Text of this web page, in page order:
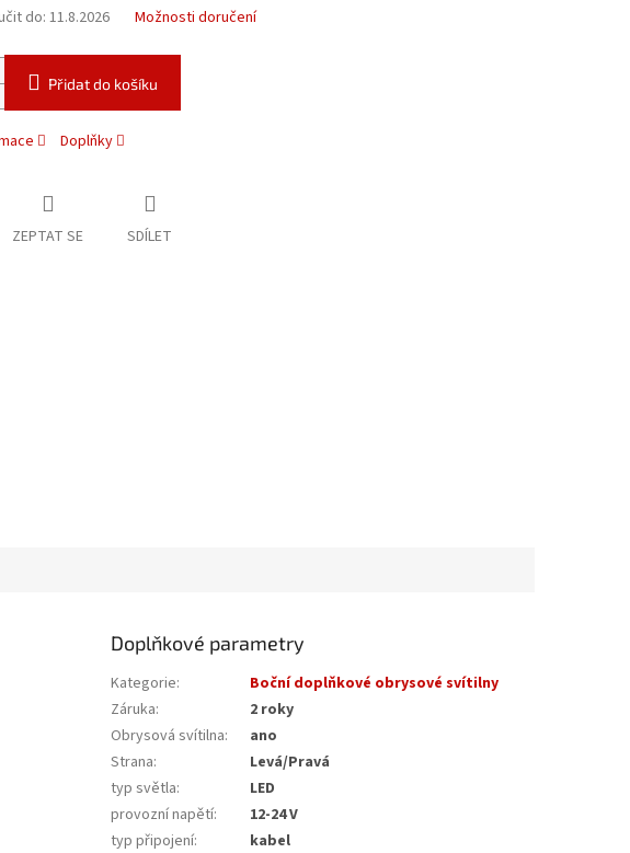
do: 11.8.2026 Možnosti doručení
Přidat do košíku
Doplňky
ZEPTAT SE SDÍLET
Doplňkové parametry
Kategorie:
Boční doplňkové obrysové svítilny
Záruka:
2 roky
Obrysová svítilna:
ano
Strana:
Levá/Pravá
typ světla:
LED
provozní napětí:
12-24 V
typ připojení: kabel